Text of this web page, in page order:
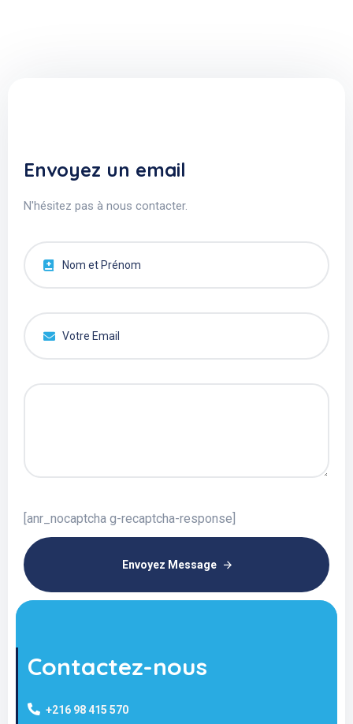
Envoyez un email
N'hésitez pas à nous contacter.
[anr_nocaptcha g-recaptcha-response]
Envoyez Message
Contactez-nous
+216 98 415 570